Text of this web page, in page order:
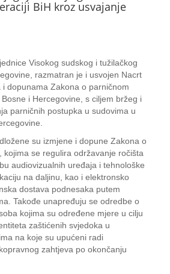
BiH kroz usvajanje
Visokog sudskog i tužilačkog
razmatran je i usvojen Nacrt
dopunama Zakona o parničnom
i Hercegovine, s ciljem bržeg i
parničnih postupka u sudovima u
su izmjene i dopune Zakona o
kojima se regulira održavanje ročišta
audiovizualnih uređaja i tehnološke
na daljinu, kao i elektronsko
dostava podnesaka putem
Takođe unapređuju se odredbe o
kojima su određene mjere u cilju
zaštićenih svjedoka u
na koje su upućeni radi
zahtjeva po okončanju